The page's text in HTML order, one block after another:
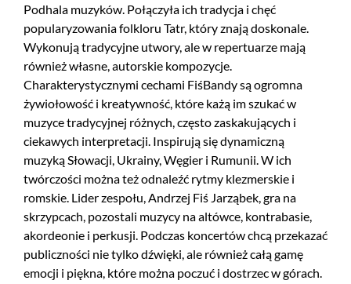
Podhala muzyków. Połączyła ich tradycja i chęć
popularyzowania folkloru Tatr, który znają doskonale.
Wykonują tradycyjne utwory, ale w repertuarze mają
również własne, autorskie kompozycje.
Charakterystycznymi cechami FiśBandy są ogromna
żywiołowość i kreatywność, które każą im szukać w
muzyce tradycyjnej różnych, często zaskakujących i
ciekawych interpretacji. Inspirują się dynamiczną
muzyką Słowacji, Ukrainy, Węgier i Rumunii. W ich
twórczości można też odnaleźć rytmy klezmerskie i
romskie. Lider zespołu, Andrzej Fiś Jarząbek, gra na
skrzypcach, pozostali muzycy na altówce, kontrabasie,
akordeonie i perkusji. Podczas koncertów chcą przekazać
publiczności nie tylko dźwięki, ale również całą gamę
emocji i piękna, które można poczuć i dostrzec w górach.